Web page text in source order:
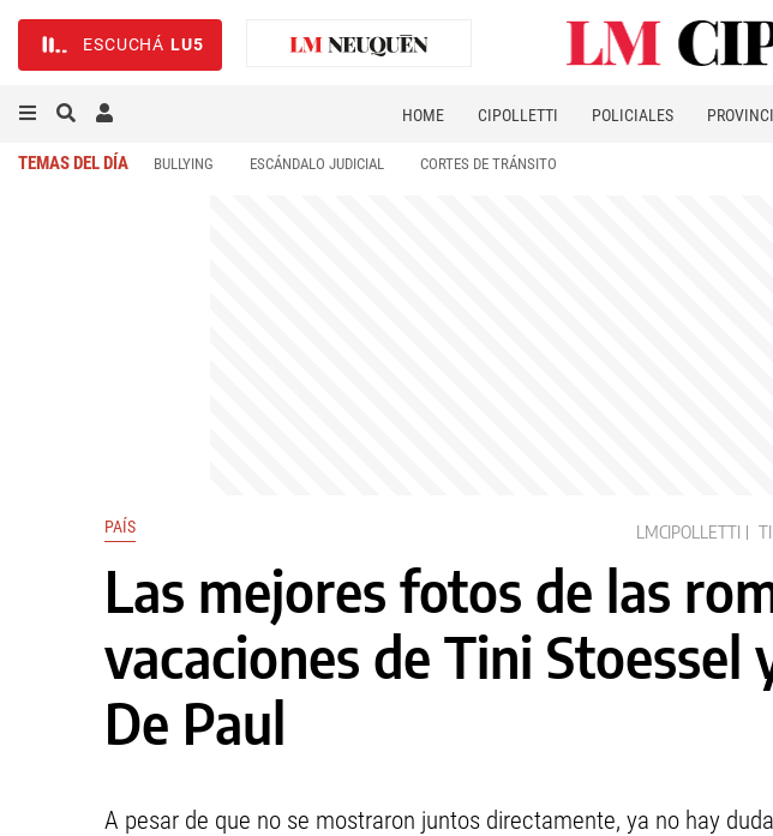
ESCUCHÁ LU5
HOME CIPOLLETTI POLICIALES
TEMAS DEL DÍA BULLYING ESCÁNDALO JUDICIAL CORTES DE TRÁNSITO
PAÍS LMCIPOLLETTI
Las mejores fotos de las
vacaciones de Tini Stoessel
De Paul
A pesar de que no se mostraron juntos directamente, ya no hay